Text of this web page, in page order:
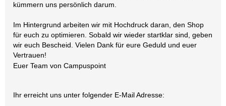
kümmern uns persönlich darum.
Im Hintergrund arbeiten wir mit Hochdruck daran, den Shop
für euch zu optimieren. Sobald wir wieder startklar sind, geben
wir euch Bescheid. Vielen Dank für eure Geduld und euer
Vertrauen!
Euer Team von Campuspoint
Ihr erreicht uns unter folgender E-Mail Adresse: